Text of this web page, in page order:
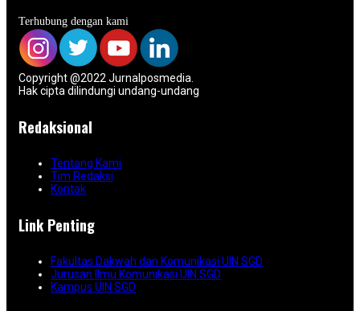
Terhubung dengan kami
Copyright @2022 Jurnalposmedia.
Hak cipta dilindungi undang-undang
Redaksional
Tentang Kami
Tim Redaksi
Kontak
Link Penting
Fakultas Dakwah dan Komunikasi UIN SGD
Jurusan Ilmu Komunikasi UIN SGD
Kampus UIN SGD